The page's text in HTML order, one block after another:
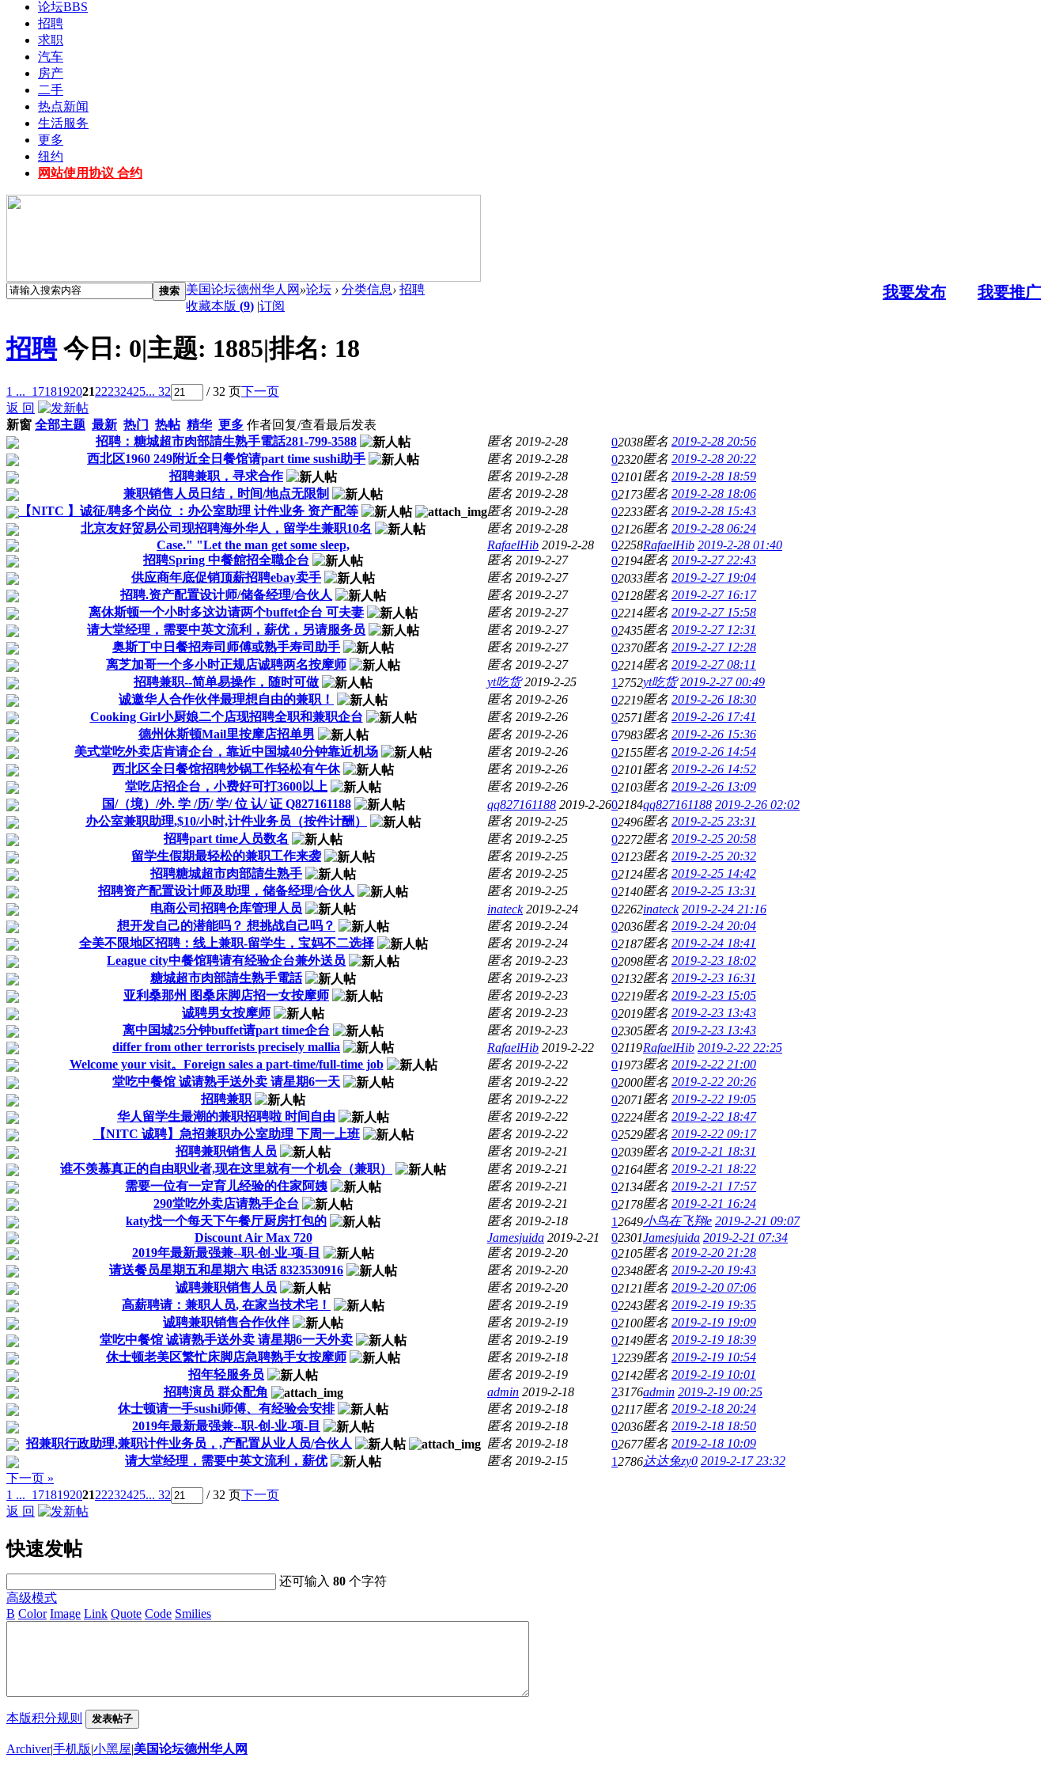
论坛BBS
招聘
求职
汽车
房产
二手
热点新闻
生活服务
更多
纽约
网站使用协议 合约
搜索 我要发布 我要推广
美国论坛德州华人网 »论坛 › 分类信息› 招聘
收藏本版 (9) |订阅
招聘 今日: 0|主题: 1885|排名: 18
1 ... 171819202122232425... 32 / 32 页下一页
返 回
新窗 全部主题 最新 热门 热帖 精华 更多 作者回复/查看最后发表
招聘：糖城超市肉部請生熟手電話281-799-3588
匿名 2019-2-28 02038匿名 2019-2-28 20:56
西北区1960 249附近全日餐馆请part time sushi助手
匿名 2019-2-28 02320匿名 2019-2-28 20:22
招聘兼职，寻求合作
匿名 2019-2-28 02101匿名 2019-2-28 18:59
兼职销售人员日结，时间/地点无限制
匿名 2019-2-28 02173匿名 2019-2-28 18:06
【NITC 】诚征/聘多个岗位 ：办公室助理 计件业务 资产配等
匿名 2019-2-28 02233匿名 2019-2-28 15:43
北京友好贸易公司现招聘海外华人，留学生兼职10名
匿名 2019-2-28 02126匿名 2019-2-28 06:24
Case." "Let the man get some sleep,
RafaelHib 2019-2-28 02258RafaelHib 2019-2-28 01:40
招聘Spring 中餐館招全職企台
匿名 2019-2-27 02194匿名 2019-2-27 22:43
供应商年底促销顶薪招聘ebay卖手
匿名 2019-2-27 02033匿名 2019-2-27 19:04
招聘.资产配置设计师/储备经理/合伙人
匿名 2019-2-27 02128匿名 2019-2-27 16:17
离休斯顿一个小时多这边请两个buffet企台 可夫妻
匿名 2019-2-27 02214匿名 2019-2-27 15:58
请大堂经理，需要中英文流利，薪优，另请服务员
匿名 2019-2-27 02435匿名 2019-2-27 12:31
奥斯丁中日餐招寿司师傅或熟手寿司助手
匿名 2019-2-27 02370匿名 2019-2-27 12:28
离芝加哥一个多小时正规店诚聘两名按摩师
匿名 2019-2-27 02214匿名 2019-2-27 08:11
招聘兼职--简单易操作，随时可做
yt吃货 2019-2-25 12752yt吃货 2019-2-27 00:49
诚邀华人合作伙伴最理想自由的兼职！
匿名 2019-2-26 02219匿名 2019-2-26 18:30
Cooking Girl小厨娘二个店现招聘全职和兼职企台
匿名 2019-2-26 02571匿名 2019-2-26 17:41
德州休斯顿Mail里按摩店招单男
匿名 2019-2-26 07983匿名 2019-2-26 15:36
美式堂吃外卖店肯请企台，靠近中国城40分钟靠近机场
匿名 2019-2-26 02155匿名 2019-2-26 14:54
西北区全日餐馆招聘炒锅工作轻松有午休
匿名 2019-2-26 02101匿名 2019-2-26 14:52
堂吃店招企台，小费好可打3600以上
匿名 2019-2-26 02103匿名 2019-2-26 13:09
国/（境）/外. 学 /历/ 学/ 位 认/ 证 Q827161188
qq827161188 2019-2-2602184qq827161188 2019-2-26 02:02
办公室兼职助理,$10/小时,计件业务员（按件计酬）
匿名 2019-2-25 02496匿名 2019-2-25 23:31
招聘part time人员数名
匿名 2019-2-25 02272匿名 2019-2-25 20:58
留学生假期最轻松的兼职工作来袭
匿名 2019-2-25 02123匿名 2019-2-25 20:32
招聘糖城超市肉部請生熟手
匿名 2019-2-25 02124匿名 2019-2-25 14:42
招聘资产配置设计师及助理，储备经理/合伙人
匿名 2019-2-25 02140匿名 2019-2-25 13:31
电商公司招聘仓库管理人员
inateck 2019-2-24 02262inateck 2019-2-24 21:16
想开发自己的潜能吗？ 想挑战自己吗？
匿名 2019-2-24 02036匿名 2019-2-24 20:04
全美不限地区招聘：线上兼职-留学生，宝妈不二选择
匿名 2019-2-24 02187匿名 2019-2-24 18:41
League city中餐馆聘请有经验企台兼外送员
匿名 2019-2-23 02098匿名 2019-2-23 18:02
糖城超市肉部請生熟手電話
匿名 2019-2-23 02132匿名 2019-2-23 16:31
亚利桑那州 图桑床脚店招一女按摩师
匿名 2019-2-23 02219匿名 2019-2-23 15:05
诚聘男女按摩师
匿名 2019-2-23 02019匿名 2019-2-23 13:43
离中国城25分钟buffet请part time企台
匿名 2019-2-23 02305匿名 2019-2-23 13:43
differ from other terrorists precisely mallia
RafaelHib 2019-2-22 02119RafaelHib 2019-2-22 22:25
Welcome your visit。Foreign sales a part-time/full-time job
匿名 2019-2-22 01973匿名 2019-2-22 21:00
堂吃中餐馆 诚请熟手送外卖 请星期6一天
匿名 2019-2-22 02000匿名 2019-2-22 20:26
招聘兼职
匿名 2019-2-22 02071匿名 2019-2-22 19:05
华人留学生最潮的兼职招聘啦 时间自由
匿名 2019-2-22 02224匿名 2019-2-22 18:47
【NITC 诚聘】急招兼职办公室助理 下周一上班
匿名 2019-2-22 02529匿名 2019-2-22 09:17
招聘兼职销售人员
匿名 2019-2-21 02039匿名 2019-2-21 18:31
谁不羡慕真正的自由职业者,现在这里就有一个机会（兼职）
匿名 2019-2-21 02164匿名 2019-2-21 18:22
需要一位有一定育儿经验的住家阿姨
匿名 2019-2-21 02134匿名 2019-2-21 17:57
290堂吃外卖店请熟手企台
匿名 2019-2-21 02178匿名 2019-2-21 16:24
katy找一个每天下午餐厅厨房打包的
匿名 2019-2-18 12649小鸟在飞翔e 2019-2-21 09:07
Discount Air Max 720
Jamesjuida 2019-2-21 02301Jamesjuida 2019-2-21 07:34
2019年最新最强兼--职-创-业-项-目
匿名 2019-2-20 02105匿名 2019-2-20 21:28
请送餐员星期五和星期六 电话 8323530916
匿名 2019-2-20 02348匿名 2019-2-20 19:43
诚聘兼职销售人员
匿名 2019-2-20 02121匿名 2019-2-20 07:06
高薪聘请：兼职人员, 在家当技术宅！
匿名 2019-2-19 02243匿名 2019-2-19 19:35
诚聘兼职销售合作伙伴
匿名 2019-2-19 02100匿名 2019-2-19 19:09
堂吃中餐馆 诚请熟手送外卖 请星期6一天外卖
匿名 2019-2-19 02149匿名 2019-2-19 18:39
休士顿老美区繁忙床脚店急聘熟手女按摩师
匿名 2019-2-18 12239匿名 2019-2-19 10:54
招年轻服务员
匿名 2019-2-19 02142匿名 2019-2-19 10:01
招聘演员 群众配角
admin 2019-2-18 23176admin 2019-2-19 00:25
休士顿请一手sushi师傅、有经验会安排
匿名 2019-2-18 02117匿名 2019-2-18 20:24
2019年最新最强兼--职-创-业-项-目
匿名 2019-2-18 02036匿名 2019-2-18 18:50
招兼职行政助理,兼职计件业务员，,产配置从业人员/合伙人
匿名 2019-2-18 02677匿名 2019-2-18 10:09
请大堂经理，需要中英文流利，薪优
匿名 2019-2-15 12786达达兔zy0 2019-2-17 23:32
下一页 »
1 ... 171819202122232425... 32 / 32 页下一页
返 回
快速发帖
还可输入80 个字符
高级模式
B Color Image Link Quote Code Smilies
本版积分规则 发表帖子
Archiver|手机版|小黑屋|美国论坛德州华人网